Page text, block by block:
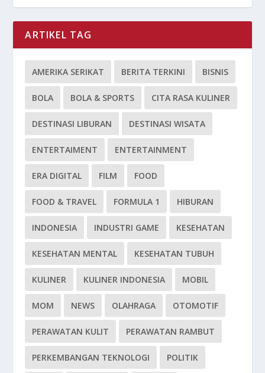
ARTIKEL TAG
AMERIKA SERIKAT BERITA TERKINI BISNIS
BOLA BOLA & SPORTS CITA RASA KULINER
DESTINASI LIBURAN DESTINASI WISATA
ENTERTAIMENT ENTERTAINMENT
ERA DIGITAL FILM FOOD
FOOD & TRAVEL FORMULA 1 HIBURAN
INDONESIA INDUSTRI GAME KESEHATAN
KESEHATAN MENTAL KESEHATAN TUBUH
KULINER KULINER INDONESIA MOBIL
MOM NEWS OLAHRAGA OTOMOTIF
PERAWATAN KULIT PERAWATAN RAMBUT
PERKEMBANGAN TEKNOLOGI POLITIK